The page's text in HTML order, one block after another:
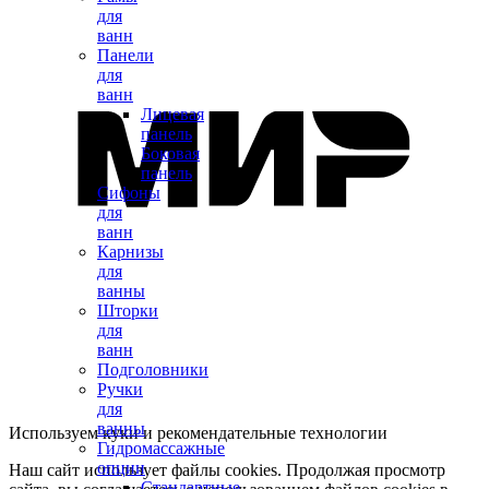
для
ванн
Панели
для
ванн
Лицевая
панель
Боковая
панель
Сифоны
для
ванн
Карнизы
для
ванны
Шторки
для
ванн
Подголовники
Ручки
для
ванны
Гидромассажные
опции
Используем куки и рекомендательные технологии
Наш сайт использует файлы cookies. Продолжая просмотр